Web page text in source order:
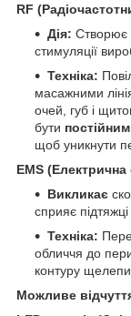
RF
Дія: Створює
стимуляції
Техніка:
масажними
очей, губ і
бути
щоб уникнути
EMS (Електрична
Викликає
сприяє
Техніка:
обличчя до
контуру
Можливе